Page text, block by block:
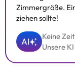
Zimmergröße.
ziehen sollte!
AI
Keine
Unsere